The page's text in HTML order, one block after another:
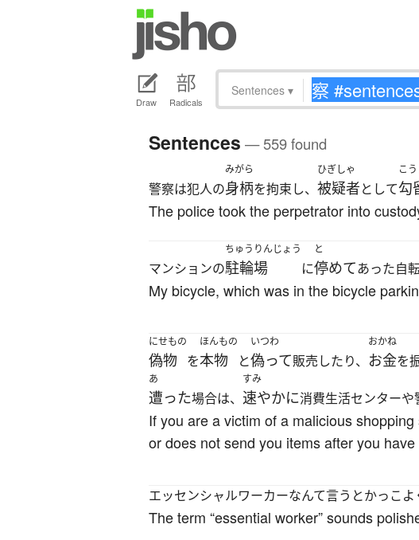
Draw Radicals
Sentences ▾
Sentences — 559 found
警察は犯人の
みがら
身柄を拘束し、
ひぎしゃ
被疑者として
こ
勾
The police took the perpetrator into
マンションの
ちゅうりんじょう
駐輪場 に
と
停めてあった自
My bicycle, which was in the bicycle
にせもの
偽物 を
ほんもの
本物 と
いつわ
偽って販売したり、
おかね
お金を
あ
遭った場合は、
すみ
速やかに消費生活センターや
If you are a victim of a malicious
or does not send you items after you
エッセンシャルワーカーなんて言うとかっこ
The term “essential worker” sounds